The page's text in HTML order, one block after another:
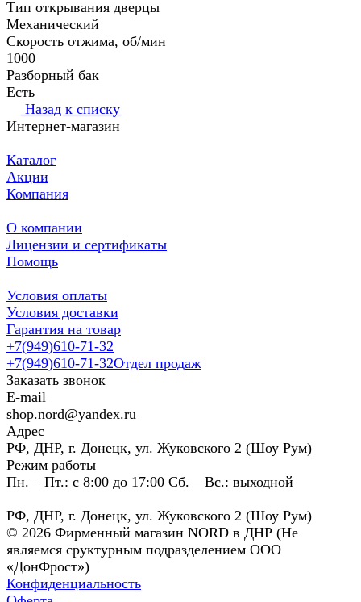
Тип открывания дверцы
Механический
Скорость отжима, об/⁠мин
1000
Разборный бак
Есть
Назад к списку
Интернет-магазин
Каталог
Акции
Компания
О компании
Лицензии и сертификаты
Помощь
Условия оплаты
Условия доставки
Гарантия на товар
+7(949)610-71-32
+7(949)610-71-32Отдел продаж
Заказать звонок
E-mail
shop.nord@yandex.ru
Адрес
РФ, ДНР, г. Донецк, ул. Жуковского 2 (Шоу Рум)
Режим работы
Пн. – Пт.: с 8:00 до 17:00 Сб. – Вс.: выходной
РФ, ДНР, г. Донецк, ул. Жуковского 2 (Шоу Рум)
© 2026 Фирменный магазин NORD в ДНР (Не
являемся сруктурным подразделением ООО
«ДонФрост»)
Конфиденциальность